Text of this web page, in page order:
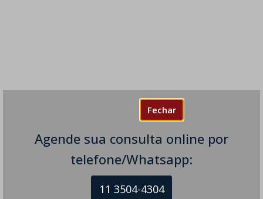
Fechar
Agende sua consulta online por
telefone/Whatsapp:
11 3504-4304